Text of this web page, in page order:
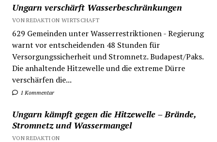
Ungarn verschärft Wasserbeschränkungen
VON REDAKTION WIRTSCHAFT
629 Gemeinden unter Wasserrestriktionen - Regierung
warnt vor entscheidenden 48 Stunden für
Versorgungssicherheit und Stromnetz. Budapest/Paks.
Die anhaltende Hitzewelle und die extreme Dürre
verschärfen die...
1 Kommentar
Ungarn kämpft gegen die Hitzewelle – Brände,
Stromnetz und Wassermangel
VON REDAKTION